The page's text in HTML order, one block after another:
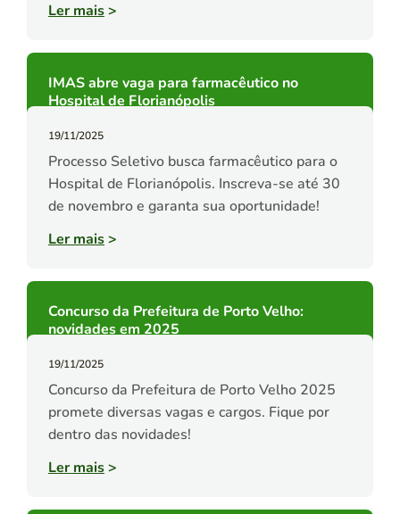
Ler mais>
IMAS abre vaga para farmacêutico no
Hospital de Florianópolis
19/11/2025
Processo Seletivo busca farmacêutico para o
Hospital de Florianópolis. Inscreva-se até 30
de novembro e garanta sua oportunidade!
Ler mais>
Concurso da Prefeitura de Porto Velho:
novidades em 2025
19/11/2025
Concurso da Prefeitura de Porto Velho 2025
promete diversas vagas e cargos. Fique por
dentro das novidades!
Ler mais>